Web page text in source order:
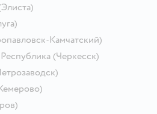
Камчатский)
(Черкесск)